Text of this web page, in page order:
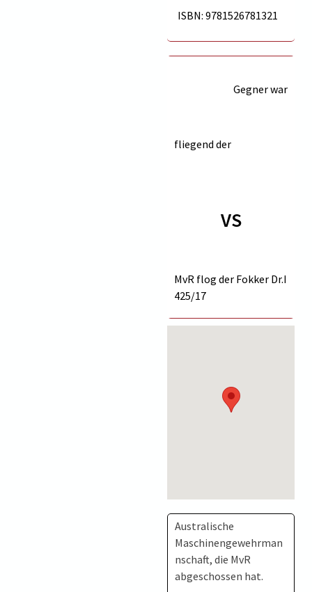
ISBN: 9781526781321
Gegner war
fliegend der
VS
MvR flog der Fokker Dr.I
425/17
Australische
Maschinengewehrman
nschaft, die MvR
abgeschossen hat.